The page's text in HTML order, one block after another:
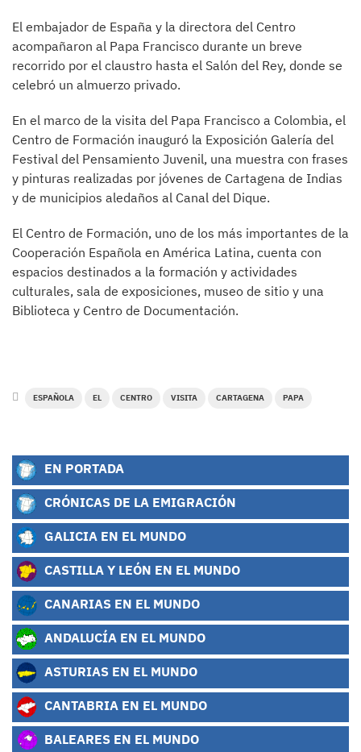
​El embajador de España y la directora del Centro
acompañaron al Papa Francisco durante un breve
recorrido por el claustro hasta el Salón del Rey, donde se
celebró un almuerzo privado.
En el marco de la visita del Papa Francisco a Colombia, el
Centro de Formación inauguró la Exposición Galería del
Festival del Pensamiento Juvenil, una muestra con frases
y pinturas realizadas por jóvenes de Cartagena de Indias
y de municipios aledaños al Canal del Dique.
El Centro de Formación, uno de los más importantes de la
Cooperación Española en América Latina, cuenta con
espacios destinados a la formación y actividades
culturales, sala de exposiciones, museo de sitio y una
Biblioteca y Centro de Documentación.
ESPAÑOLA EL CENTRO VISITA CARTAGENA PAPA
EN PORTADA
CRÓNICAS DE LA EMIGRACIÓN
GALICIA EN EL MUNDO
CASTILLA Y LEÓN EN EL MUNDO
CANARIAS EN EL MUNDO
ANDALUCÍA EN EL MUNDO
ASTURIAS EN EL MUNDO
CANTABRIA EN EL MUNDO
BALEARES EN EL MUNDO